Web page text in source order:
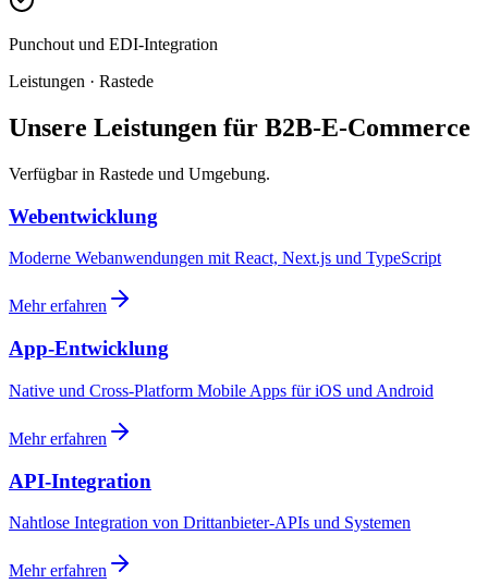
Punchout und EDI-Integration
Leistungen · Rastede
Unsere Leistungen für B2B-E-Commerce
Verfügbar in Rastede und Umgebung.
Webentwicklung
Moderne Webanwendungen mit React, Next.js und TypeScript
Mehr erfahren
App-Entwicklung
Native und Cross-Platform Mobile Apps für iOS und Android
Mehr erfahren
API-Integration
Nahtlose Integration von Drittanbieter-APIs und Systemen
Mehr erfahren